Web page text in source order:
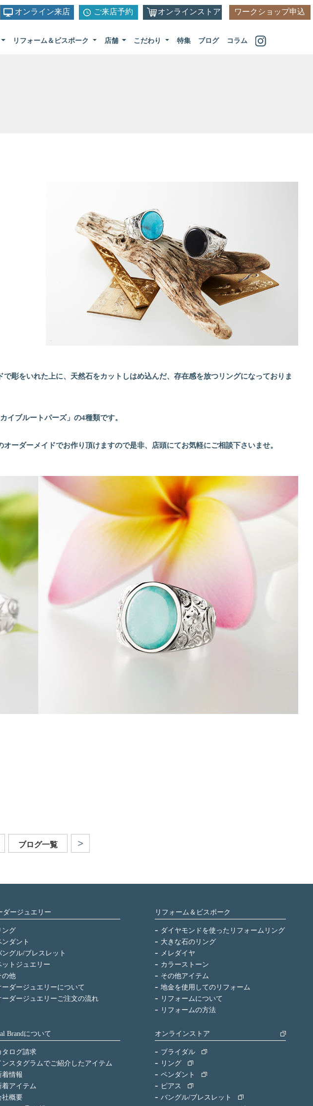
オンライン来店 ご来店予約 オンラインストア ワークショップ申込
リフォーム＆ビスポーク 店舗 こだわり 特集 ブログ コラム
彫をいれた上に、天然石をカットしはめ込んだ、存在感を放つリングになっておりま
イブルートパーズ」の4種類です。
ーダーメイドでお作り頂けますので是非、店頭にてお気軽にご相談下さいませ。
ブログ一覧
ダージュエリー
ング
ンダント
ングル/ブレスレット
ットジュエリー
の他
ーダージュエリーについて
ーダージュエリーご注文の流れ
リフォーム＆ビスポーク
ダイヤモンドを使ったリフォームリング
大きな石のリング
メレダイヤ
カラーストーン
その他アイテム
地金を使用してのリフォーム
リフォームについて
リフォームの方法
Brandについて
タログ請求
ンスタグラムでご紹介したアイテム
着情報
着アイテム
社概要
オンラインストア
ブライダル
リング
ペンダント
ピアス
バングル/ブレスレット